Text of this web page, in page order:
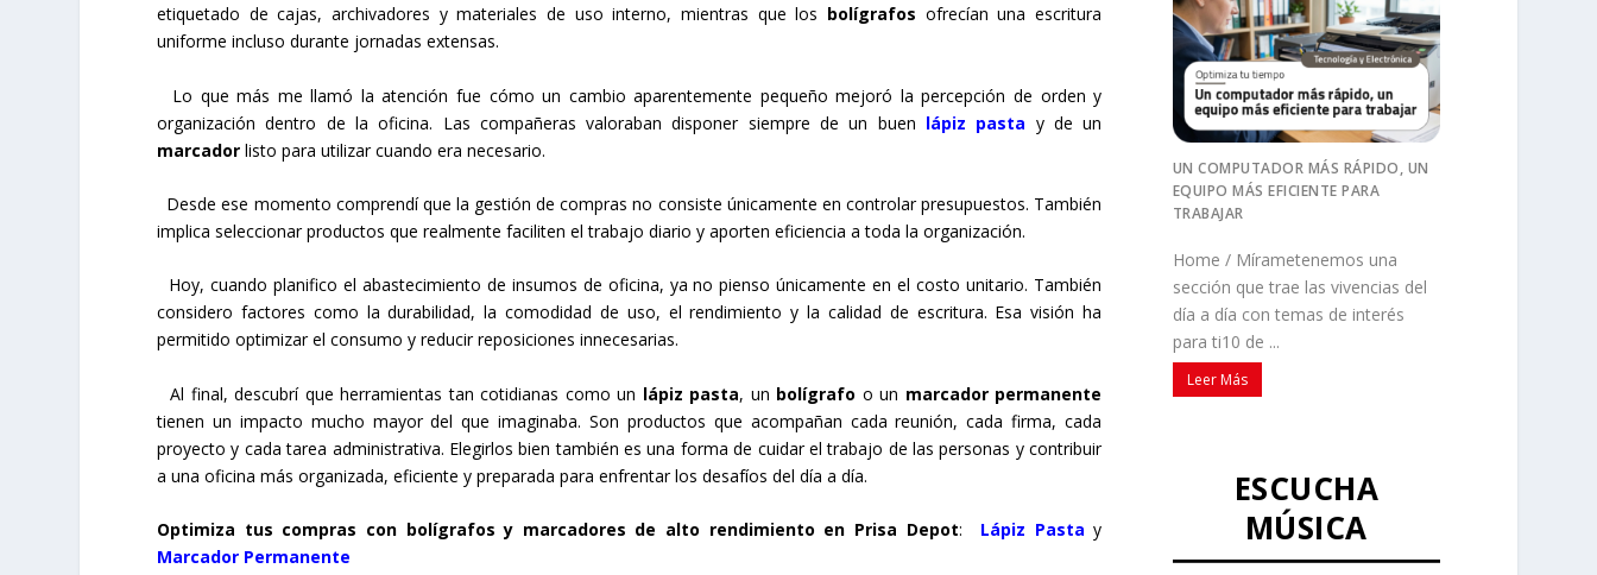
etiquetado de cajas, archivadores y materiales de uso interno, mientras que los bolígrafos ofrecían una escritura
uniforme incluso durante jornadas extensas.
Lo que más me llamó la atención fue cómo un cambio aparentemente pequeño mejoró la percepción de orden y
organización dentro de la oficina. Las compañeras valoraban disponer siempre de un buen lápiz pasta y de un
marcador listo para utilizar cuando era necesario.
Desde ese momento comprendí que la gestión de compras no consiste únicamente en controlar presupuestos. También
implica seleccionar productos que realmente faciliten el trabajo diario y aporten eficiencia a toda la organización.
Hoy, cuando planifico el abastecimiento de insumos de oficina, ya no pienso únicamente en el costo unitario. También
considero factores como la durabilidad, la comodidad de uso, el rendimiento y la calidad de escritura. Esa visión ha
permitido optimizar el consumo y reducir reposiciones innecesarias.
Al final, descubrí que herramientas tan cotidianas como un lápiz pasta, un bolígrafo o un marcador permanente
tienen un impacto mucho mayor del que imaginaba. Son productos que acompañan cada reunión, cada firma, cada
proyecto y cada tarea administrativa. Elegirlos bien también es una forma de cuidar el trabajo de las personas y contribuir
a una oficina más organizada, eficiente y preparada para enfrentar los desafíos del día a día.
Optimiza tus compras con bolígrafos y marcadores de alto rendimiento en Prisa Depot: Lápiz Pasta y
Marcador Permanente
UN COMPUTADOR MÁS RÁPIDO, UN
EQUIPO MÁS EFICIENTE PARA
TRABAJAR
Home / Mírametenemos una
sección que trae las vivencias del
día a día con temas de interés
para ti10 de ...
Leer Más
ESCUCHA
MÚSICA